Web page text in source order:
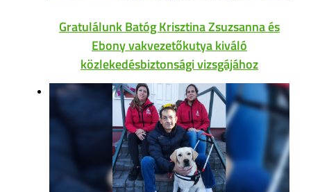
Gratulálunk Batóg Krisztina Zsuzsanna és
Ebony vakvezetőkutya kiváló
közlekedésbiztonsági vizsgájához